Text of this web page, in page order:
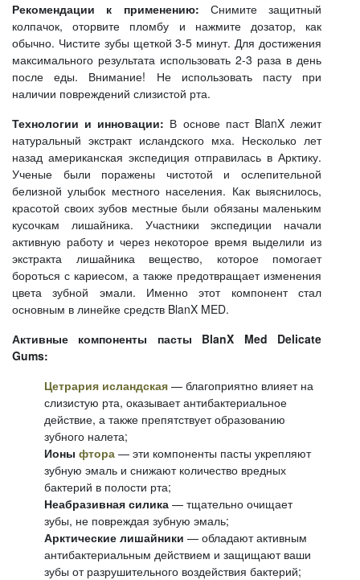
Рекомендации к применению: Снимите защитный
колпачок, оторвите пломбу и нажмите дозатор, как
обычно. Чистите зубы щеткой 3-5 минут. Для достижения
максимального результата использовать 2-3 раза в день
после еды. Внимание! Не использовать пасту при
наличии повреждений слизистой рта.
Технологии и инновации: В основе паст BlanX лежит
натуральный экстракт исландского мха. Несколько лет
назад американская экспедиция отправилась в Арктику.
Ученые были поражены чистотой и ослепительной
белизной улыбок местного населения. Как выяснилось,
красотой своих зубов местные были обязаны маленьким
кусочкам лишайника. Участники экспедиции начали
активную работу и через некоторое время выделили из
экстракта лишайника вещество, которое помогает
бороться с кариесом, а также предотвращает изменения
цвета зубной эмали. Именно этот компонент стал
основным в линейке средств BlanX MED.
Активные компоненты пасты BlanX Med Delicate
Gums:
Цетрария исландская — благоприятно влияет на
слизистую рта, оказывает антибактериальное
действие, а также препятствует образованию
зубного налета;
Ионы фтора — эти компоненты пасты укрепляют
зубную эмаль и снижают количество вредных
бактерий в полости рта;
Неабразивная силика — тщательно очищает
зубы, не повреждая зубную эмаль;
Арктические лишайники — обладают активным
антибактериальным действием и защищают ваши
зубы от разрушительного воздействия бактерий;